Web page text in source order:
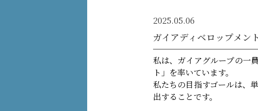
2025.05.06
ガイアディベロップメ
私は、ガイアグループの一
ト」を率いています。
私たちの目指すゴールは、
出することです。